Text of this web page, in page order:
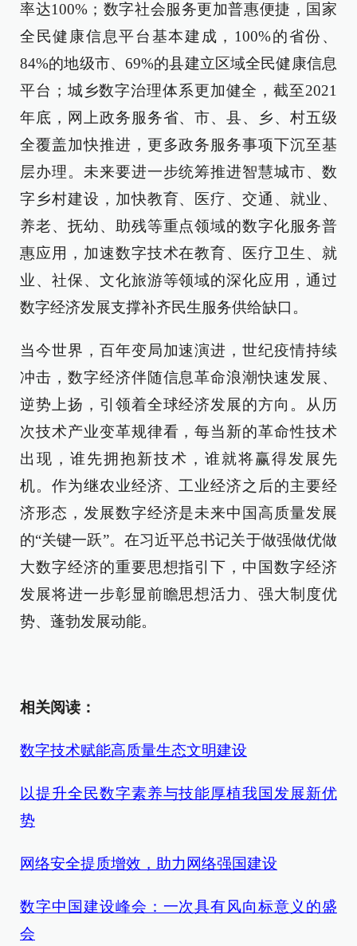
率达100%；数字社会服务更加普惠便捷，国家
全民健康信息平台基本建成，100%的省份、
84%的地级市、69%的县建立区域全民健康信息
平台；城乡数字治理体系更加健全，截至2021
年底，网上政务服务省、市、县、乡、村五级
全覆盖加快推进，更多政务服务事项下沉至基
层办理。未来要进一步统筹推进智慧城市、数
字乡村建设，加快教育、医疗、交通、就业、
养老、抚幼、助残等重点领域的数字化服务普
惠应用，加速数字技术在教育、医疗卫生、就
业、社保、文化旅游等领域的深化应用，通过
数字经济发展支撑补齐民生服务供给缺口。
当今世界，百年变局加速演进，世纪疫情持续
冲击，数字经济伴随信息革命浪潮快速发展、
逆势上扬，引领着全球经济发展的方向。从历
次技术产业变革规律看，每当新的革命性技术
出现，谁先拥抱新技术，谁就将赢得发展先
机。作为继农业经济、工业经济之后的主要经
济形态，发展数字经济是未来中国高质量发展
的“关键一跃”。在习近平总书记关于做强做优做
大数字经济的重要思想指引下，中国数字经济
发展将进一步彰显前瞻思想活力、强大制度优
势、蓬勃发展动能。
相关阅读：
数字技术赋能高质量生态文明建设
以提升全民数字素养与技能厚植我国发展新优
势
网络安全提质增效，助力网络强国建设
数字中国建设峰会：一次具有风向标意义的盛
会